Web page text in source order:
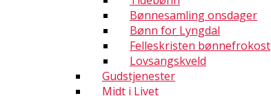
Bønnesamling onsdager
Bønn for Lyngdal
Felleskristen bønnefrokost
Lovsangskveld
Gudstjenester
Midt i Livet